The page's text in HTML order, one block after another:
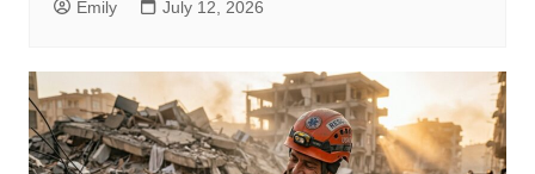
Emily July 12, 2026